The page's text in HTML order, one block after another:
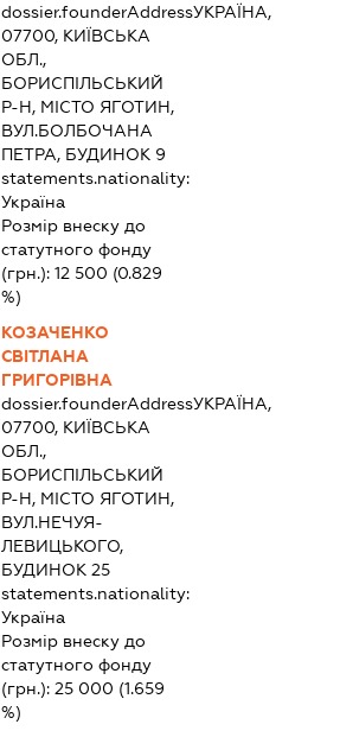
dossier.founderAddressУКРАЇНА,
07700, КИЇВСЬКА
ОБЛ.,
БОРИСПІЛЬСЬКИЙ
Р-Н, МІСТО ЯГОТИН,
ВУЛ.БОЛБОЧАНА
ПЕТРА, БУДИНОК 9
statements.nationality:
Україна
Розмір внеску до
статутного фонду
(грн.):12 500 (0.829
%)
КОЗАЧЕНКО
СВІТЛАНА
ГРИГОРІВНА
dossier.founderAddressУКРАЇНА,
07700, КИЇВСЬКА
ОБЛ.,
БОРИСПІЛЬСЬКИЙ
Р-Н, МІСТО ЯГОТИН,
ВУЛ.НЕЧУЯ-
ЛЕВИЦЬКОГО,
БУДИНОК 25
statements.nationality:
Україна
Розмір внеску до
статутного фонду
(грн.):25 000 (1.659
%)